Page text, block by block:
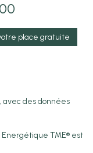
place gratuite
avec des données
TME® est